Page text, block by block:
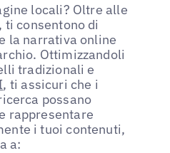
locali? Oltre alle
ti consentono di
la narrativa online
Ottimizzandoli
tradizionali e
, ti assicuri che i
possano
rappresentare
i tuoi contenuti,
a: